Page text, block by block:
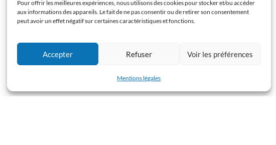
Pour offrir les meilleures expériences, nous utilisons des cookies pour stocker et/ou accéder
aux informations des appareils. Le fait de ne pas consentir ou de retirer son consentement
peut avoir un effet négatif sur certaines caractéristiques et fonctions.
Accepter Refuser Voir les préférences
Mentions légales